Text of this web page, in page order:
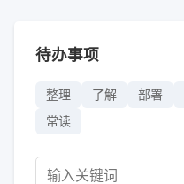
待办事项
整理 了解 部署
常读